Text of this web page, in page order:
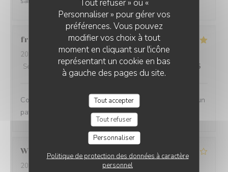
Tout refuser » ou «
Personnaliser » pour gérer vos
préférences. Vous pouvez
modifier vos choix à tout
moment en cliquant sur l'icône
représentant un cookie en bas
à gauche des pages du site.
Tout accepter
Tout refuser
Personnaliser
Politique de protection des données à caractère
personnel
frederic
2026-02-26
- 20:00 - Couverts 2
Service
/5 Ambiance:5 /5 Cuisine: 5/5 Qualité / Prix /5
Couscous toujours aussi excellent et de plus servi par un
patron hyper gentil et attentionné ! Un grand merci!!
William D
2026-01-20
- 20:00 - Couverts 2